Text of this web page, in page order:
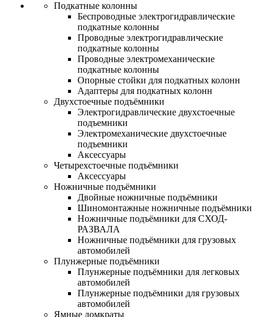
Подкатные колонны
Беспроводные электрогидравлические
подкатные колонны
Проводные электрогидравлические
подкатные колонны
Проводные электромеханические
подкатные колонны
Опорные стойки для подкатных колонн
Адаптеры для подкатных колонн
Двухстоечные подъёмники
Электрогидравлические двухстоечные
подъемники
Электромеханические двухстоечные
подъемники
Аксессуары
Четырехстоечные подъёмники
Аксессуары
Ножничные подъёмники
Двойные ножничные подъёмники
Шиномонтажные ножничные подъёмники
Ножничные подъёмники для СХОД-
РАЗВАЛА
Ножничные подъёмники для грузовых
автомобилей
Плунжерные подъёмники
Плунжерные подъёмники для легковых
автомобилей
Плунжерные подъёмники для грузовых
автомобилей
Ямные домкраты